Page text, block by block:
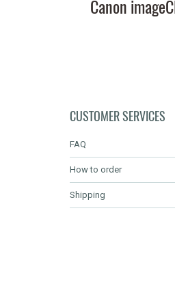
CUSTOMER SERVICES
FAQ
How to order
Shipping